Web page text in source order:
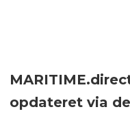
opdateret via